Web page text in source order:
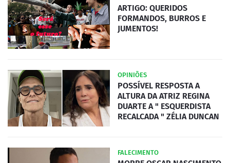
ARTIGO: QUERIDOS
FORMANDOS, BURROS E
JUMENTOS!
OPINIÕES
POSSÍVEL RESPOSTA A
ALTURA DA ATRIZ REGINA
DUARTE A " ESQUERDISTA
RECALCADA " ZÉLIA DUNCAN
FALECIMENTO